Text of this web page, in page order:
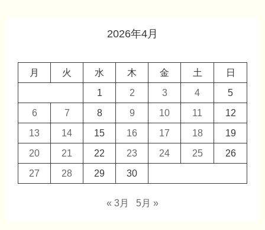
2026年4月
月 火 水 木 金 土
日
1
2 3 4
5
6
7 8 9 10 11
12
13
14 15 16 17 18
19
20
21 22 23 24 25
26
27
28 29 30
« 3月 5月 »